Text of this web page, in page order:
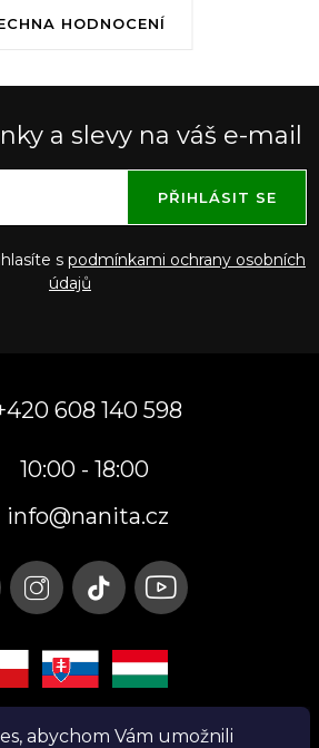
abychom Vám umožnili
HODNOCENÍ
a slevy na váš e-mail
s podmínkami ochrany osobních
údajů
PŘIHLÁSIT SE
608 140 598
10:00 - 18:00
info@nanita.cz